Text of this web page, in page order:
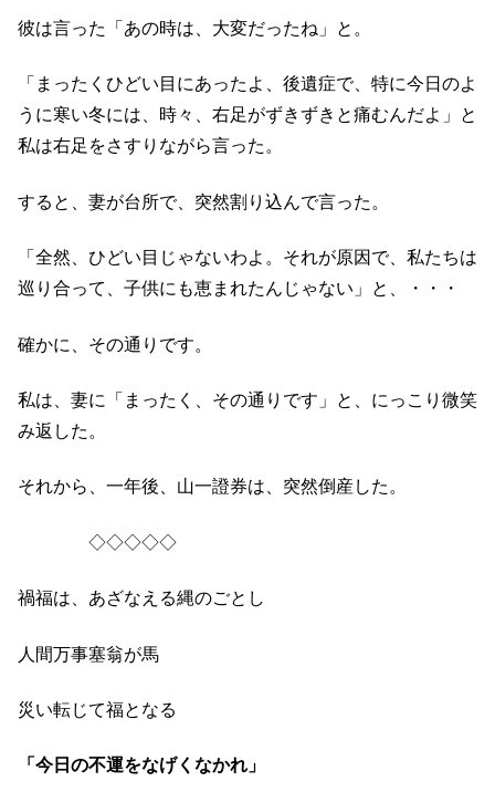
彼は言った「あの時は、大変だったね」と。
「まったくひどい目にあったよ、後遺症で、特に今日のよ
うに寒い冬には、時々、右足がずきずきと痛むんだよ」と
私は右足をさすりながら言った。
すると、妻が台所で、突然割り込んで言った。
「全然、ひどい目じゃないわよ。それが原因で、私たちは
巡り合って、子供にも恵まれたんじゃない」と、・・・
確かに、その通りです。
私は、妻に「まったく、その通りです」と、にっこり微笑
み返した。
それから、一年後、山一證券は、突然倒産した。
◇◇◇◇◇
禍福は、あざなえる縄のごとし
人間万事塞翁が馬
災い転じて福となる
「今日の不運をなげくなかれ」